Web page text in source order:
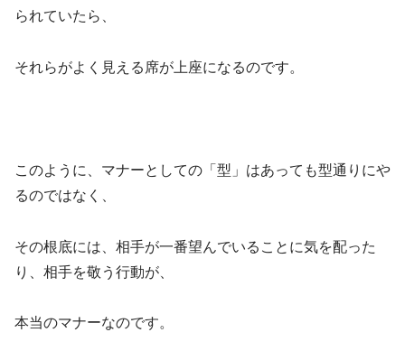
られていたら、
それらがよく見える席が上座になるのです。
このように、マナーとしての「型」はあっても型通りにや
るのではなく、
その根底には、相手が一番望んでいることに気を配った
り、相手を敬う行動が、
本当のマナーなのです。